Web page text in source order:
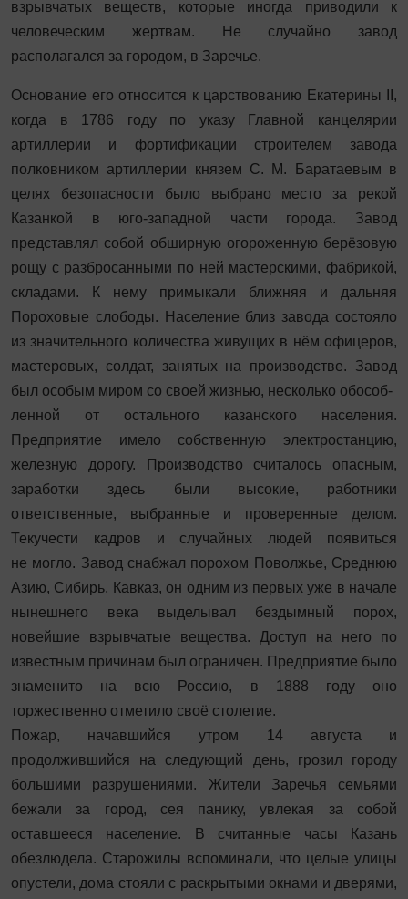
взрывчатых веществ, которые иногда приводили к
человеческим жертвам. Не случайно завод
располагался за городом, в Заречье.
Основание его относится к царствованию Екатерины II,
когда в 1786 году по указу Главной канцелярии
артиллерии и фортификации строителем завода
полковником артиллерии князем С. М. Баратаевым в
целях безопасности было выбрано место за рекой
Казанкой в юго-западной части города. Завод
представлял собой обширную огороженную берёзовую
рощу с разбросанными по ней мастерскими, фабрикой,
складами. К нему примыкали ближняя и дальняя
Пороховые слободы. Население близ завода состояло
из значительного количества живущих в нём офицеров,
мастеровых, солдат, занятых на производстве. Завод
был особым миром со своей жизнью, несколько обособ-
ленной от остального казанского населения.
Предприятие имело собственную электростанцию,
железную дорогу. Производство считалось опасным,
заработки здесь были высокие, работники
ответственные, выбранные и проверенные делом.
Текучести кадров и случайных людей появиться
не могло. Завод снабжал порохом Поволжье, Среднюю
Азию, Сибирь, Кавказ, он одним из первых уже в начале
нынешнего века выделывал бездымный порох,
новейшие взрывчатые вещества. Доступ на него по
известным причинам был ограничен. Предприятие было
знаменито на всю Россию, в 1888 году оно
торжественно отметило своё столетие.
Пожар, начавшийся утром 14 августа и
продолжившийся на следующий день, грозил городу
большими разрушениями. Жители Заречья семьями
бежали за город, сея панику, увлекая за собой
оставшееся население. В считанные часы Казань
обезлюдела. Старожилы вспоминали, что целые улицы
опустели, дома стояли с раскрытыми окнами и дверями,